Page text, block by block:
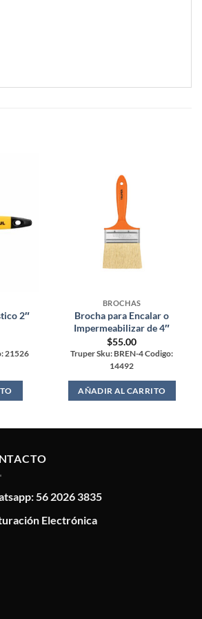
2″
21526
BROCHAS
Brocha para Encalar o
Impermeabilizar de 4″
$55.00
Truper Sku: BREN-4 Codigo:
14492
AÑADIR AL CARRITO
56 2026 3835
Electrónica